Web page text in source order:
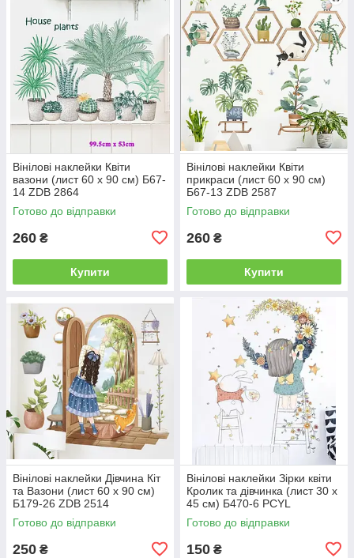
Вінілові наклейки Квіти
вазони (лист 60 х 90 см) Б67-
14 ZDB 2864
Готово до відправки
260 ₴
Купити
Вінілові наклейки Квіти
прикраси (лист 60 х 90 см)
Б67-13 ZDB 2587
Готово до відправки
260 ₴
Купити
Вінілові наклейки Дівчина Кіт
та Вазони (лист 60 х 90 см)
Б179-26 ZDB 2514
Готово до відправки
250 ₴
Вінілові наклейки Зірки квіти
Кролик та дівчинка (лист 30 х
45 см) Б470-6 PCYL
Готово до відправки
150 ₴